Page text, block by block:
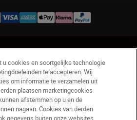
Privacyverklaring
voorwaarden
Toegankelijkheid
u cookies en soortgelijke technologie
te accepteren. Wij
om informatie te verzamelen uit
plaatsen marketingcookies
afstemmen op u en de
nagaan. Cookies van derden
gegevens buiten onze websites.